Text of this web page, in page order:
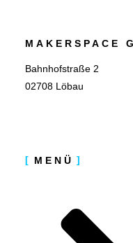
MAKERSPACE
Bahnhofstraße 2
02708 Löbau
MENÜ